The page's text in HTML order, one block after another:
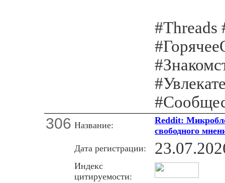
#Threads
306 Название:
Reddit:
свободного
Дата регистрации:
Индекс
цитируемости: